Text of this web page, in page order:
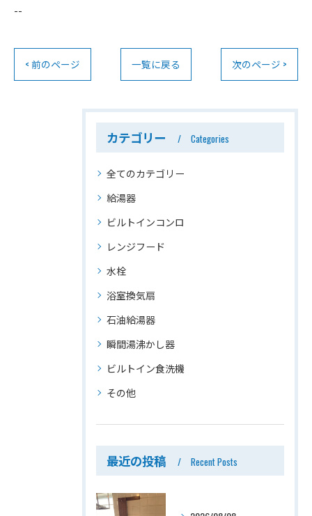
--
< 前のページ 一覧に戻る 次のページ >
カテゴリー Categories
全てのカテゴリー
給湯器
ビルトインコンロ
レンジフード
水栓
浴室換気扇
石油給湯器
瞬間湯沸かし器
ビルトイン食洗機
その他
最近の投稿 Recent Posts